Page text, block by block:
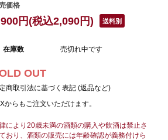
価格
円(税込2,090円) 送料別
在庫数 売切れ中です
OUT
商取引法に基づく表記 (返品など)
からもご注文いただけます。
により20歳未満の酒類の購入や飲酒は禁止さ
おり、酒類の販売には年齢確認が義務付けら